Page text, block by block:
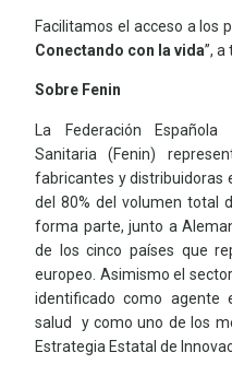
Facilitamos el acceso a los
Conectando con la vida”,
Sobre Fenin
La Federación
Sanitaria (Fenin)
fabricantes y distribuidoras
del 80% del volumen total
forma parte, junto a
de los cinco países que
europeo. Asimismo el
identificado como agente
salud y como uno de los
Estrategia Estatal de